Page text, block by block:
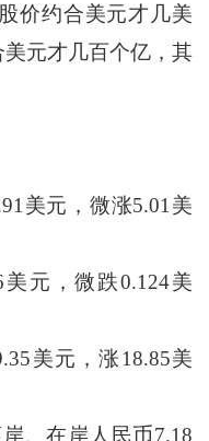
约合美元才几美
元才几百个亿，其
元，微涨5.01美
，微跌0.124美
元，涨18.85美
在岸人民币7.18